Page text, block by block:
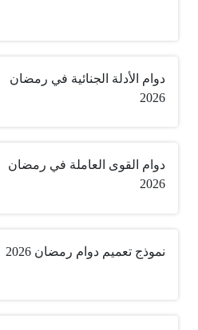
دوام الأدلة الجنائية في رمضان
2026
دوام القوى العاملة في رمضان
2026
نموذج تعميم دوام رمضان 2026